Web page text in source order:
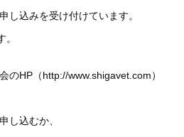
し込みを受け付けています。
のHP（http://www.shigavet.com）
し込むか、